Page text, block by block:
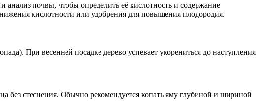
почвы, чтобы определить её кислотность и содержание
кислотности или удобрения для повышения плодородия.
При весенней посадке дерево успевает укорениться до наступления
без стеснения. Обычно рекомендуется копать яму глубиной и шириной